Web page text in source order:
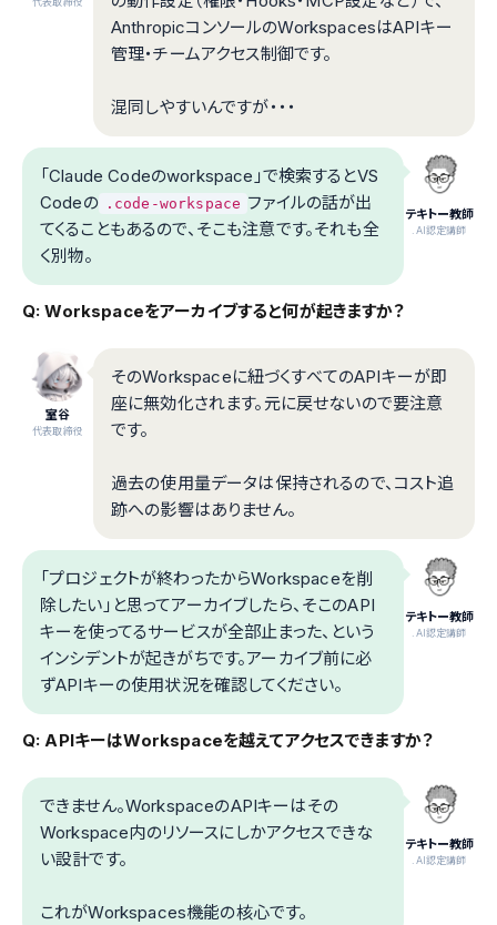
AnthropicコンソールのWorkspacesはAPIキー
管理・チームアクセス制御です。
混同しやすいんですが・・・
テキトー教師
.AI認定講師
「Claude Codeのworkspace」で検索するとVS
Codeの
.code-workspace ファイルの話が出
てくることもあるので、そこも注意です。それも全
く別物。
Q: Workspaceをアーカイブすると何が起きますか？
室谷
代表取締役
そのWorkspaceに紐づくすべてのAPIキーが即
座に無効化されます。元に戻せないので要注意
です。
過去の使用量データは保持されるので、コスト追
跡への影響はありません。
テキトー教師
.AI認定講師
「プロジェクトが終わったからWorkspaceを削
除したい」と思ってアーカイブしたら、そこのAPI
キーを使ってるサービスが全部止まった、という
インシデントが起きがちです。アーカイブ前に必
ずAPIキーの使用状況を確認してください。
Q: APIキーはWorkspaceを越えてアクセスできますか？
テキトー教師
.AI認定講師
できません。WorkspaceのAPIキーはその
Workspace内のリソースにしかアクセスできな
い設計です。
これがWorkspaces機能の核心です。